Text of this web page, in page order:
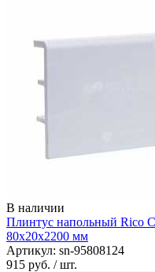
В наличии
Плинтус напольный Rico
80х20х2200 мм
Артикул: sn-95808124
915 руб. / шт.